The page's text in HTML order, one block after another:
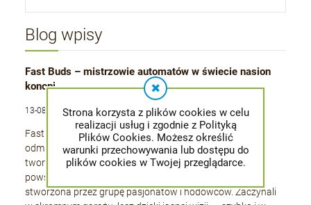
Strona korzysta z plików cookies w celu
realizacji usług i zgodnie z Polityką
Plików Cookies. Możesz określić
warunki przechowywania lub dostępu do
plików cookies w Twojej przeglądarce.
Blog wpisy
Fast Buds – mistrzowie automatów w świecie nasion
konopi
13-08-2025 , admin
Fast Buds to producent, który od ponad dziesięciu lat
odmienia rynek nasion marihuany, koncentrując się na
tworzeniu odmian automatycznie kwitnących. Marka
powstała w 2010 roku w Stanach Zjednoczonych,
stworzona przez grupę pasjonatów i hodowców. Zaczynali